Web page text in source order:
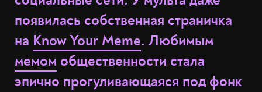
появилась собственная страничка
на Know Your Meme. Любимым
мемом общественности стала
эпично прогуливающаяся под фонк